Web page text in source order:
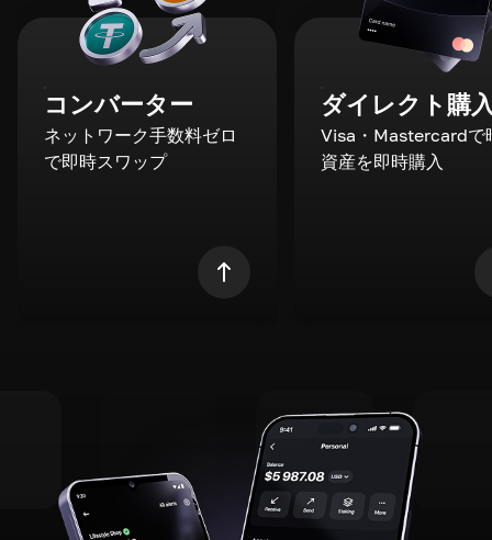
コンバーター
ネットワーク手数料ゼロ
で即時スワップ
ダイレクト購
Visa・Mastercardで
資産を即時購入